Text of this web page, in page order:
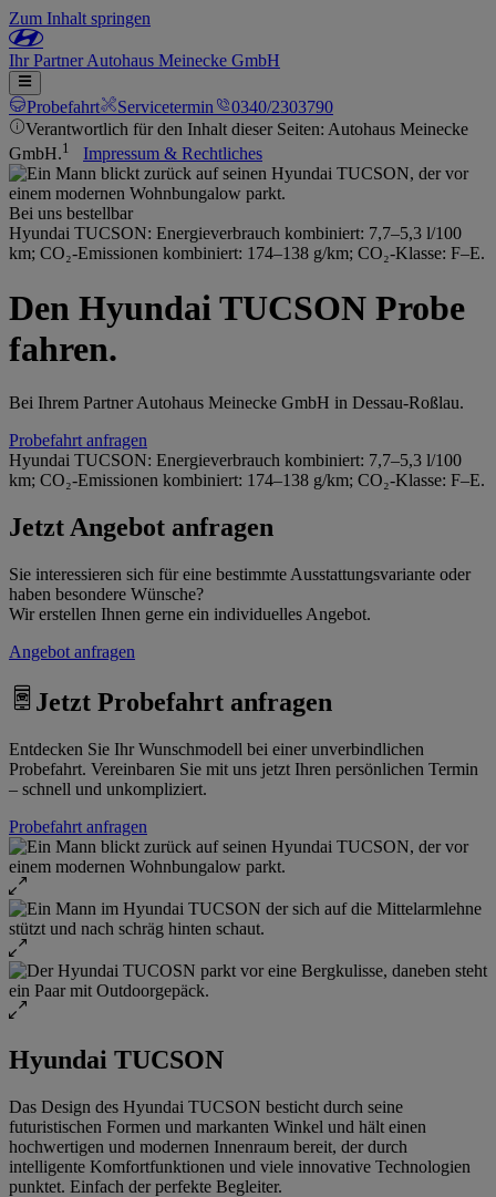
Zum Inhalt springen
IhrPartnerAutohaus Meinecke GmbH
Probefahrt Servicetermin
0340/2303790
Verantwortlich für den Inhalt dieser Seiten: Autohaus Meinecke
GmbH.1 Impressum & Rechtliches
Bei uns bestellbar
Hyundai TUCSON: Energieverbrauch kombiniert: 7,7–5,3 l/100
km; CO₂-Emissionen kombiniert: 174–138 g/km; CO₂-Klasse: F–E.
Den Hyundai TUCSON Probe
fahren.
Bei Ihrem Partner Autohaus Meinecke GmbH in Dessau-Roßlau.
Probefahrt anfragen
Hyundai TUCSON: Energieverbrauch kombiniert: 7,7–5,3 l/100
km; CO₂-Emissionen kombiniert: 174–138 g/km; CO₂-Klasse: F–E.
Jetzt Angebot anfragen
Sie interessieren sich für eine bestimmte Ausstattungsvariante oder
haben besondere Wünsche?
Wir erstellen Ihnen gerne ein individuelles Angebot.
Angebot anfragen
Jetzt Probefahrt anfragen
Entdecken Sie Ihr Wunschmodell bei einer unverbindlichen
Probefahrt. Vereinbaren Sie mit uns jetzt Ihren persönlichen Termin
– schnell und unkompliziert.
Probefahrt anfragen
Hyundai TUCSON
Das Design des Hyundai TUCSON besticht durch seine
futuristischen Formen und markanten Winkel und hält einen
hochwertigen und modernen Innenraum bereit, der durch
intelligente Komfortfunktionen und viele innovative Technologien
punktet. Einfach der perfekte Begleiter.